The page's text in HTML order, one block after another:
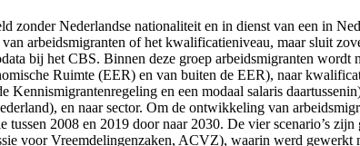
zonder Nederlandse nationaliteit en in dienst van een in
arbeidsmigranten of het kwalificatieniveau, maar sluit
bij het CBS. Binnen deze groep arbeidsmigranten wordt
Ruimte (EER) en van buiten de EER), naar
en een modaal salaris
en naar sector. Om de ontwikkeling van
2008 en 2019 door naar 2030. De vier scenario’s
voor Vreemdelingenzaken, ACVZ), waarin werd gewerkt